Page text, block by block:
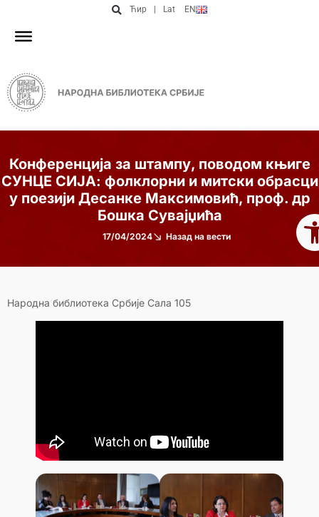
Ћир Lat EN
Конференција за штампу, поводом књиге
СУНЦЕ СИЈА: фолклорни и митски обрасци
у поезији Десанке Максимовић, проф. др
Бошка Сувајџића
17/04/2024 Назад на вести
Народна библиотека Србије Сала 105